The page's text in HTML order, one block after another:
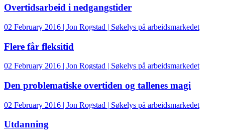
Overtidsarbeid i nedgangstider
02 February 2016 | Jon Rogstad | Søkelys på arbeidsmarkedet
Flere får fleksitid
02 February 2016 | Jon Rogstad | Søkelys på arbeidsmarkedet
Den problematiske overtiden og tallenes magi
02 February 2016 | Jon Rogstad | Søkelys på arbeidsmarkedet
Utdanning